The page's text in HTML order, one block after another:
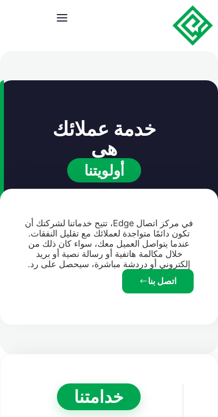
خدمة عملائك
هى
أولويتنا
في مركز اتصال Edge، تتيح خدماتنا لشركتك أن
تكون دائمًا متواجدة لعملائك مع تقليل النفقات.
عندما يتواصل العميل معك، سواء كان ذلك من
خلال مكالمة هاتفية أو رسالة نصية أو بريد
إلكتروني أو دردشة مباشرة، سيحصل على رد.
اتصل بنا
خدامتنا